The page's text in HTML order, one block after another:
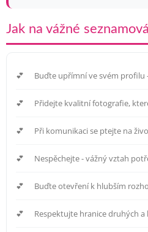
Jak na vážné
Buďte upřímní ve svém profilu
Přidejte kvalitní fotografie,
Při komunikaci se ptejte na
Nespěchejte - vážný vztah
Buďte otevření k hlubším
Respektujte hranice druhých